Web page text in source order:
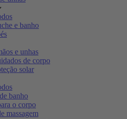
e banho
e unhas
de corpo
solar
banho
o corpo
massagem